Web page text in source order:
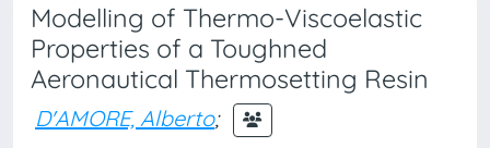
Modelling of Thermo-Viscoelastic
Properties of a Toughned
Aeronautical Thermosetting Resin
D'AMORE, Alberto;